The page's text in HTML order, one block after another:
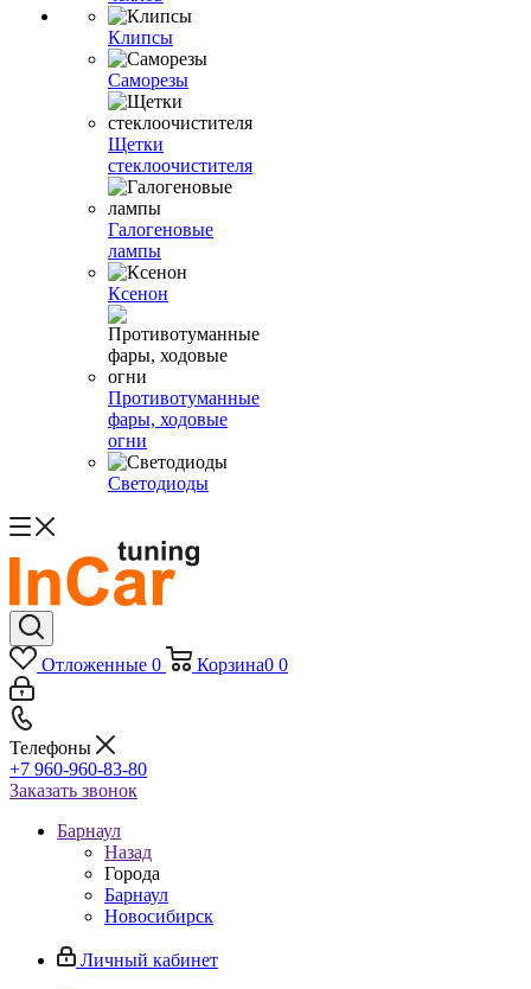
Клипсы
Саморезы
Щетки
стеклоочистителя
Галогеновые
лампы
Ксенон
Противотуманные
фары, ходовые
огни
Светодиоды
Отложенные 0 Корзина0 0
Телефоны
+7 960-960-83-80
Заказать звонок
Барнаул
Назад
Города
Барнаул
Новосибирск
Личный кабинет